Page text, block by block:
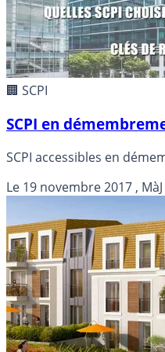
🏢 SCPI
SCPI en
SCPI accessibles en
Le 19 novembre 2017 ,